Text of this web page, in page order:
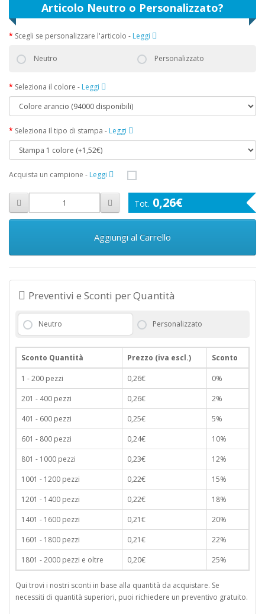
Articolo Neutro o Personalizzato?
Scegli se personalizzare l'articolo - Leggi
Neutro Personalizzato
Seleziona il colore - Leggi
Seleziona Il tipo di stampa - Leggi
Acquista un campione - Leggi
0,26€
Aggiungi al Carrello
Preventivi e Sconti per Quantità
Neutro Personalizzato
Sconto Quantità Prezzo (iva escl.) Sconto
1 - 200 pezzi 0,26€
0%
201 - 400 pezzi
0,26€
2%
401 - 600 pezzi
0,25€
5%
601 - 800 pezzi
0,24€
10%
801 - 1000 pezzi
0,23€
12%
1001 - 1200 pezzi
0,22€
15%
1201 - 1400 pezzi
0,22€
18%
1401 - 1600 pezzi
0,21€
20%
1601 - 1800 pezzi
0,21€
22%
1801 - 2000 pezzi e oltre
0,20€ 25%
Qui trovi i nostri sconti in base alla quantità da acquistare. Se
necessiti di quantità superiori, puoi richiedere un preventivo gratuito.